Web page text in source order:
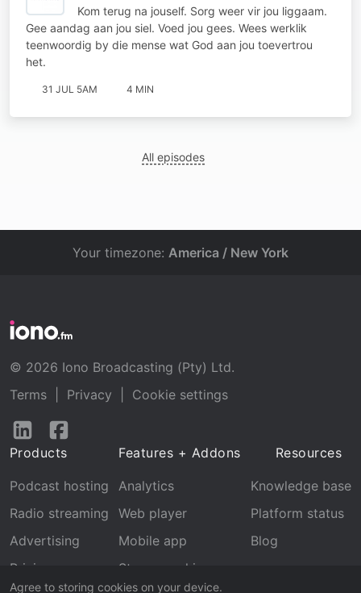
Kom terug na jouself. Sorg weer vir jou liggaam.
Gee aandag aan jou siel. Voed jou gees. Wees werklik
teenwoordig by die mense wat God aan jou toevertrou
het.
31 JUL 5AM 4 MIN
All episodes
Agree to storing cookies on your device.
Your timezone: America / New York
© 2026 Iono Broadcasting (Pty) Ltd.
Terms
Privacy
Cookie settings
Follow
LinkedInFacebook
Products
Podcast hosting
Radio streaming
Advertising
Pricing
Features + Addons
Analytics
Web player
Mobile app
Stream archive
Resources
Knowledge base
Platform status
Blog